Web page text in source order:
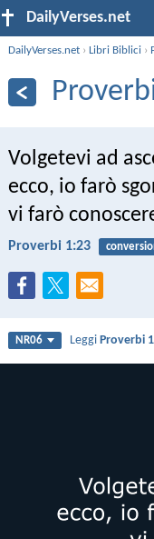
DailyVerses.net
DailyVerses.net ›Libri Biblici ›
Volgetevi ad
ecco, io farò
vi farò
Proverbi 1:23
NR06 LeggiProverbi 1